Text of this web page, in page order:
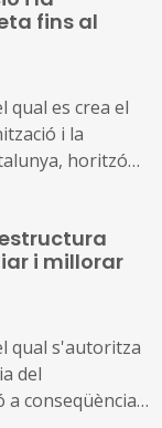
fins al
qual es crea el
i la
horitzó
i millorar
qual s'autoritza
del
a conseqüència